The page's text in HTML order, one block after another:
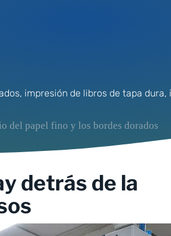
, impresión de libros de tapa dura,
del papel fino y los bordes dorados
detrás de la